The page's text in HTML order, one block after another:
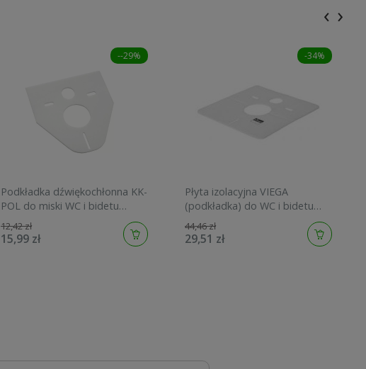
--29%
Podkładka dźwiękochłonna KK-
POL do miski WC i bidetu
350/A/108-00-00
12,42 zł
15,99 zł
-34%
Płyta izolacyjna VIEGA
(podkładka) do WC i bidetu
575168
44,46 zł
29,51 zł
‹ ›